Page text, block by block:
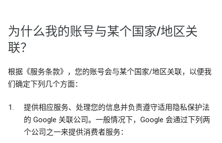
为什么我的账号与某个国家/地区关
联？
根据《服务条款》，您的账号会与某个国家/地区关联，以便我
们确定下列几个方面：
提供相应服务、处理您的信息并负责遵守适用隐私保护法
的 Google 关联公司。一般情况下，Google 会通过下列两
个公司之一来提供消费者服务：